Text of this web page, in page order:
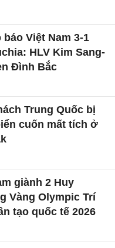
báo Việt Nam 3-1
HLV Kim Sang-
Đình Bắc
Trung Quốc bị
cuốn mất tích ở
giành 2 Huy
Vàng Olympic Trí
tạo quốc tế 2026